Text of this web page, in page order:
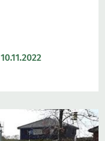
10.11.2022